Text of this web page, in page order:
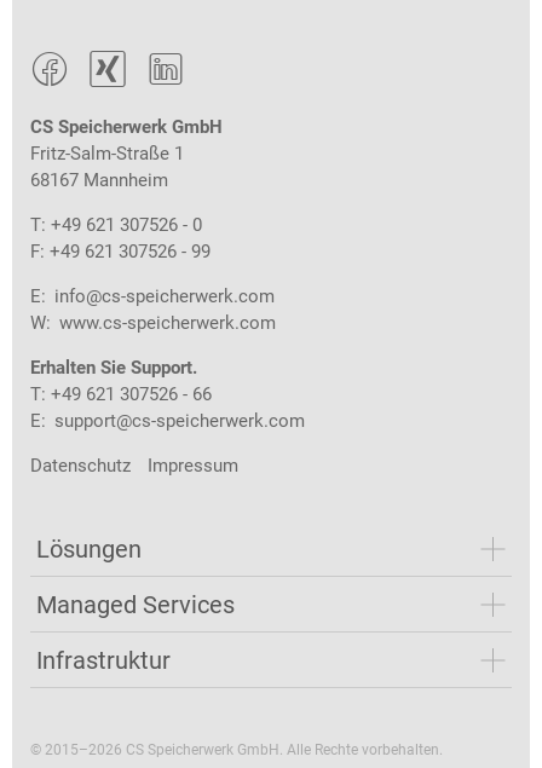
  
CS Speicherwerk GmbH
Fritz-Salm-Straße 1
68167 Mannheim
T: +49 621 307526 - 0
F: +49 621 307526 - 99
E: info@cs-speicherwerk.com
W: www.cs-speicherwerk.com
Erhalten Sie Support.
T: +49 621 307526 - 66
E: support@cs-speicherwerk.com
Datenschutz Impressum
Lösungen
Managed Services
Infrastruktur
© 2015–2026 CS Speicherwerk GmbH. Alle Rechte vorbehalten.